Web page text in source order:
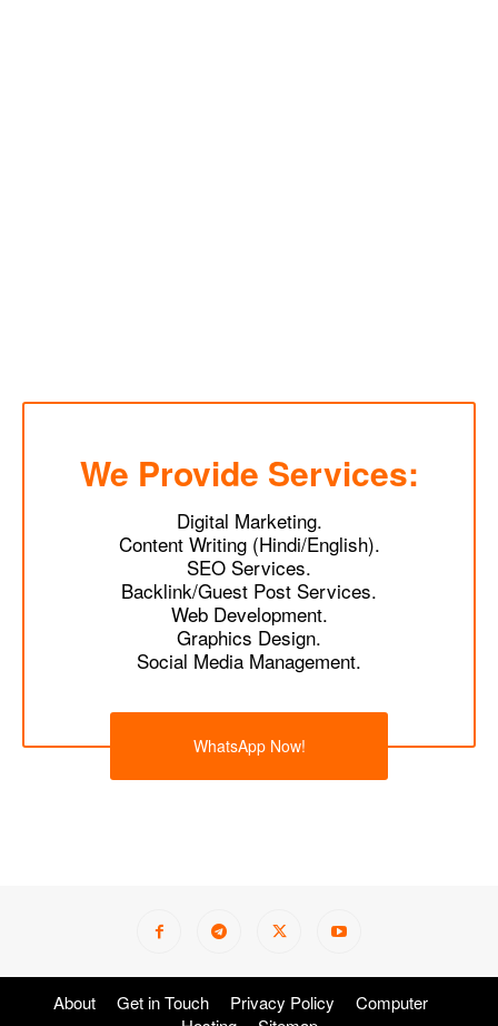
We Provide Services:
Digital Marketing.
Content Writing (Hindi/English).
SEO Services.
Backlink/Guest Post Services.
Web Development.
Graphics Design.
Social Media Management.
WhatsApp Now!
About Get in Touch Privacy Policy
Computer